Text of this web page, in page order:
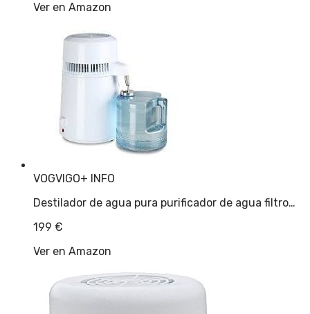
Ver en Amazon
VOGVIGO+ INFO
Destilador de agua pura purificador de agua filtro…
199 €
Ver en Amazon